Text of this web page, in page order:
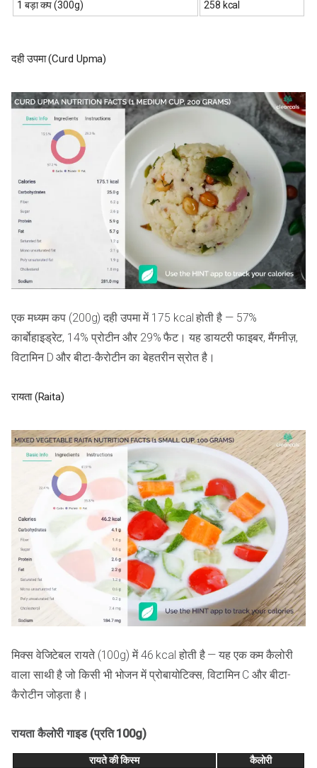
1 बड़ा कप (300g) 258 kcal
दही उपमा (Curd Upma)
एक मध्यम कप (200g) दही उपमा में 175 kcal होती है — 57%
कार्बोहाइड्रेट, 14% प्रोटीन और 29% फैट। यह डायटरी फाइबर, मैंगनीज़,
विटामिन D और बीटा-कैरोटीन का बेहतरीन स्रोत है।
रायता (Raita)
मिक्स वेजिटेबल रायते (100g) में 46 kcal होती है — यह एक कम कैलोरी
वाला साथी है जो किसी भी भोजन में प्रोबायोटिक्स, विटामिन C और बीटा-
कैरोटीन जोड़ता है।
रायता कैलोरी गाइड (प्रति 100g)
रायते की किस्म
कैलोरी